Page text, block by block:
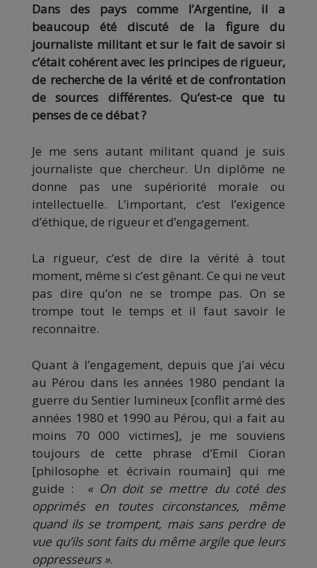
Dans des pays comme l’Argentine, il a
beaucoup été discuté de la figure du
journaliste militant et sur le fait de savoir si
c’était cohérent avec les principes de rigueur,
de recherche de la vérité et de confrontation
de sources différentes. Qu’est-ce que tu
penses de ce débat ?
Je me sens autant militant quand je suis
journaliste que chercheur. Un diplôme ne
donne pas une supériorité morale ou
intellectuelle. L’important, c’est l’exigence
d’éthique, de rigueur et d’engagement.
La rigueur, c’est de dire la vérité à tout
moment, même si c’est gênant. Ce qui ne veut
pas dire qu’on ne se trompe pas. On se
trompe tout le temps et il faut savoir le
reconnaitre.
Quant à l’engagement, depuis que j’ai vécu
au Pérou dans les années 1980 pendant la
guerre du Sentier lumineux [conflit armé des
années 1980 et 1990 au Pérou, qui a fait au
moins 70 000 victimes], je me souviens
toujours de cette phrase d’Emil Cioran
[philosophe et écrivain roumain] qui me
guide :
« On doit se mettre du coté des
opprimés en toutes circonstances, même
quand ils se trompent, mais sans perdre de
vue qu’ils sont faits du même argile que leurs
oppresseurs ».